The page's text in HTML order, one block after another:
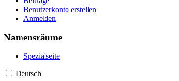
Benutzerkonto erstellen
Anmelden
Namensräume
Spezialseite
Deutsch